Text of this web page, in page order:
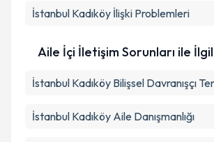
İstanbul Kadıköy İlişki Problemleri
Aile İçi İletişim Sorunları ile
İstanbul Kadıköy Bilişsel Davranışçı
İstanbul Kadıköy Aile Danışmanlığı